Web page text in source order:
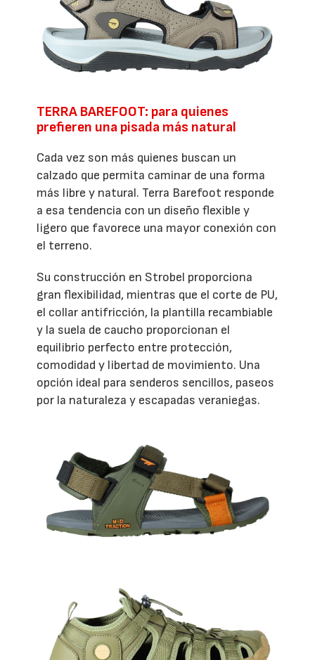
TERRA BAREFOOT: para quienes
prefieren una pisada más natural
Cada vez son más quienes buscan un
calzado que permita caminar de una forma
más libre y natural. Terra Barefoot responde
a esa tendencia con un diseño flexible y
ligero que favorece una mayor conexión con
el terreno.
Su construcción en Strobel proporciona
gran flexibilidad, mientras que el corte de PU,
el collar antifricción, la plantilla recambiable
y la suela de caucho proporcionan el
equilibrio perfecto entre protección,
comodidad y libertad de movimiento. Una
opción ideal para senderos sencillos, paseos
por la naturaleza y escapadas veraniegas.